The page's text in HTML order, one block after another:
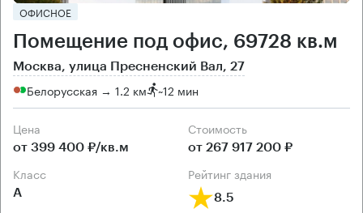
ОФИСНОЕ
Помещение под офис, 69728 кв.м
Москва, улица Пресненский Вал, 27
Белорусская → 1.2 км ~12 мин
Цена
от 399 400 ₽/кв.м
Cтоимость
от 267 917 200 ₽
класс
А
рейтинг здания
8.5